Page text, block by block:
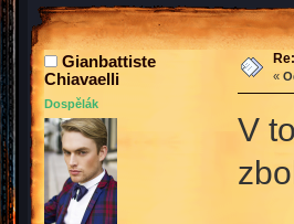
Gianbattiste
Chiavaelli
Dospělák
«
V